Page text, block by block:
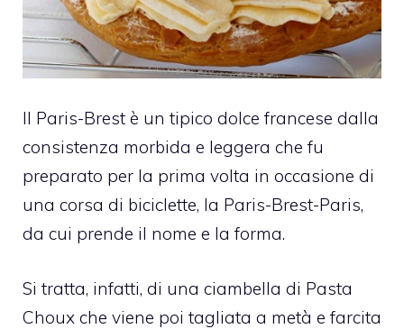
Il Paris-Brest è un tipico dolce francese dalla
consistenza morbida e leggera che fu
preparato per la prima volta in occasione di
una corsa di biciclette, la Paris-Brest-Paris,
da cui prende il nome e la forma.
Si tratta, infatti, di una ciambella di Pasta
Choux che viene poi tagliata a metà e farcita